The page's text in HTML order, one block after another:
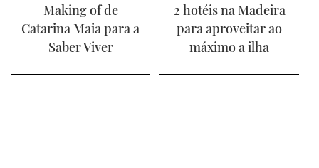
Making of de
Catarina Maia para a
Saber Viver
2 hotéis na Madeira
para aproveitar ao
máximo a ilha